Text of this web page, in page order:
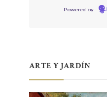
Powered by
ARTE Y JARDÍN